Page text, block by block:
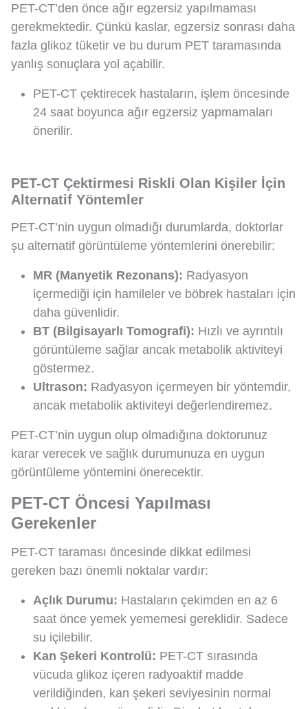
PET-CT’den önce ağır egzersiz yapılmaması
gerekmektedir. Çünkü kaslar, egzersiz sonrası daha
fazla glikoz tüketir ve bu durum PET taramasında
yanlış sonuçlara yol açabilir.
PET-CT çektirecek hastaların, işlem öncesinde
24 saat boyunca ağır egzersiz yapmamaları
önerilir.
PET-CT Çektirmesi Riskli Olan Kişiler İçin
Alternatif Yöntemler
PET-CT’nin uygun olmadığı durumlarda, doktorlar
şu alternatif görüntüleme yöntemlerini önerebilir:
MR (Manyetik Rezonans): Radyasyon
içermediği için hamileler ve böbrek hastaları için
daha güvenlidir.
BT (Bilgisayarlı Tomografi): Hızlı ve ayrıntılı
görüntüleme sağlar ancak metabolik aktiviteyi
göstermez.
Ultrason: Radyasyon içermeyen bir yöntemdir,
ancak metabolik aktiviteyi değerlendiremez.
PET-CT’nin uygun olup olmadığına doktorunuz
karar verecek ve sağlık durumunuza en uygun
görüntüleme yöntemini önerecektir.
PET-CT Öncesi Yapılması
Gerekenler
PET-CT taraması öncesinde dikkat edilmesi
gereken bazı önemli noktalar vardır:
Açlık Durumu: Hastaların çekimden en az 6
saat önce yemek yememesi gereklidir. Sadece
su içilebilir.
Kan Şekeri Kontrolü: PET-CT sırasında
vücuda glikoz içeren radyoaktif madde
verildiğinden, kan şekeri seviyesinin normal